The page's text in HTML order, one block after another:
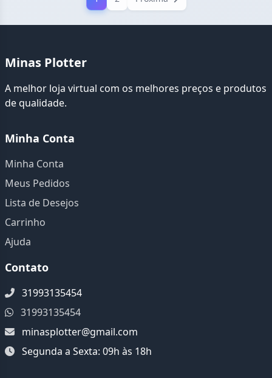
Minas Plotter
A melhor loja virtual com os melhores preços e produtos
de qualidade.
Minha Conta
Minha Conta
Meus Pedidos
Lista de Desejos
Carrinho
Ajuda
Contato
31993135454
31993135454
minasplotter@gmail.com
Segunda a Sexta: 09h às 18h